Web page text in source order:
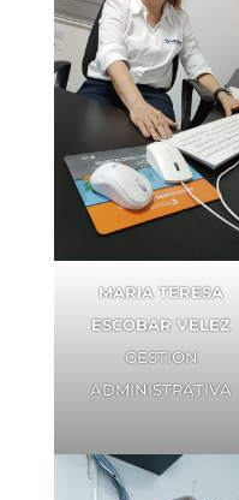
MARIA TERESA
ESCOBAR VELEZ
GESTION
ADMINISTRATIVA